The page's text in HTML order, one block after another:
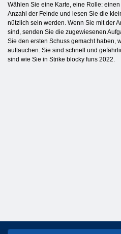
Wählen Sie eine Karte, eine Rolle:
Anzahl der Feinde und lesen Sie die
nützlich sein werden. Wenn Sie mit der
sind, senden Sie die zugewiesenen
Sie den ersten Schuss gemacht haben,
auftauchen. Sie sind schnell und
sind wie Sie in Strike blocky funs 2022.